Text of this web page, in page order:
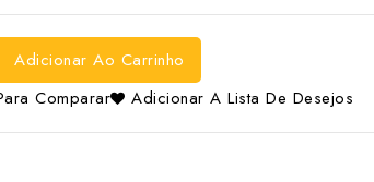
Adicionar Ao Carrinho
Comparar
Adicionar A Lista De Desejos